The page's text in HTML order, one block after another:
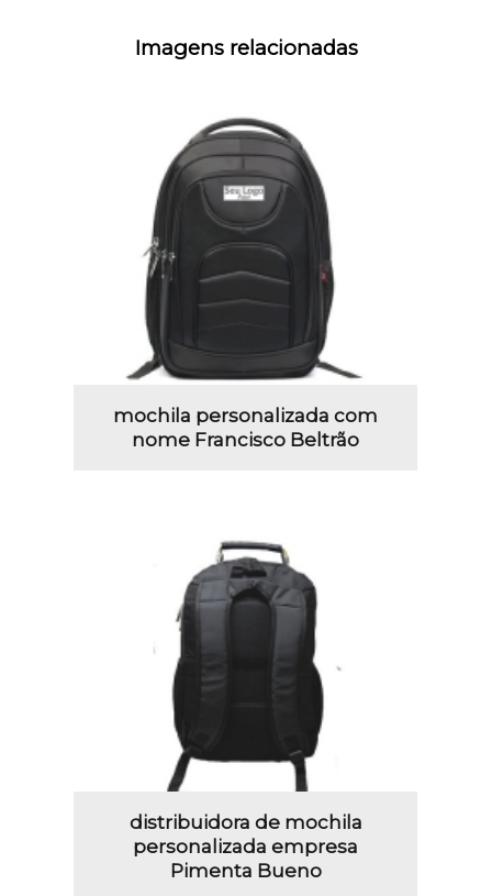
Imagens relacionadas
mochila personalizada com
nome Francisco Beltrão
distribuidora de mochila
personalizada empresa
Pimenta Bueno